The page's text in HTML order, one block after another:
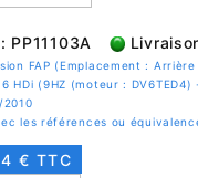
PP11103A
FAP (Emplacement :
HDi (9HZ (moteur : DV6TED4)
les références ou
€ TTC